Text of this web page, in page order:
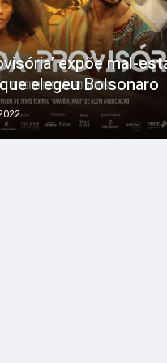
expõe mal-
elegeu Bolsonaro